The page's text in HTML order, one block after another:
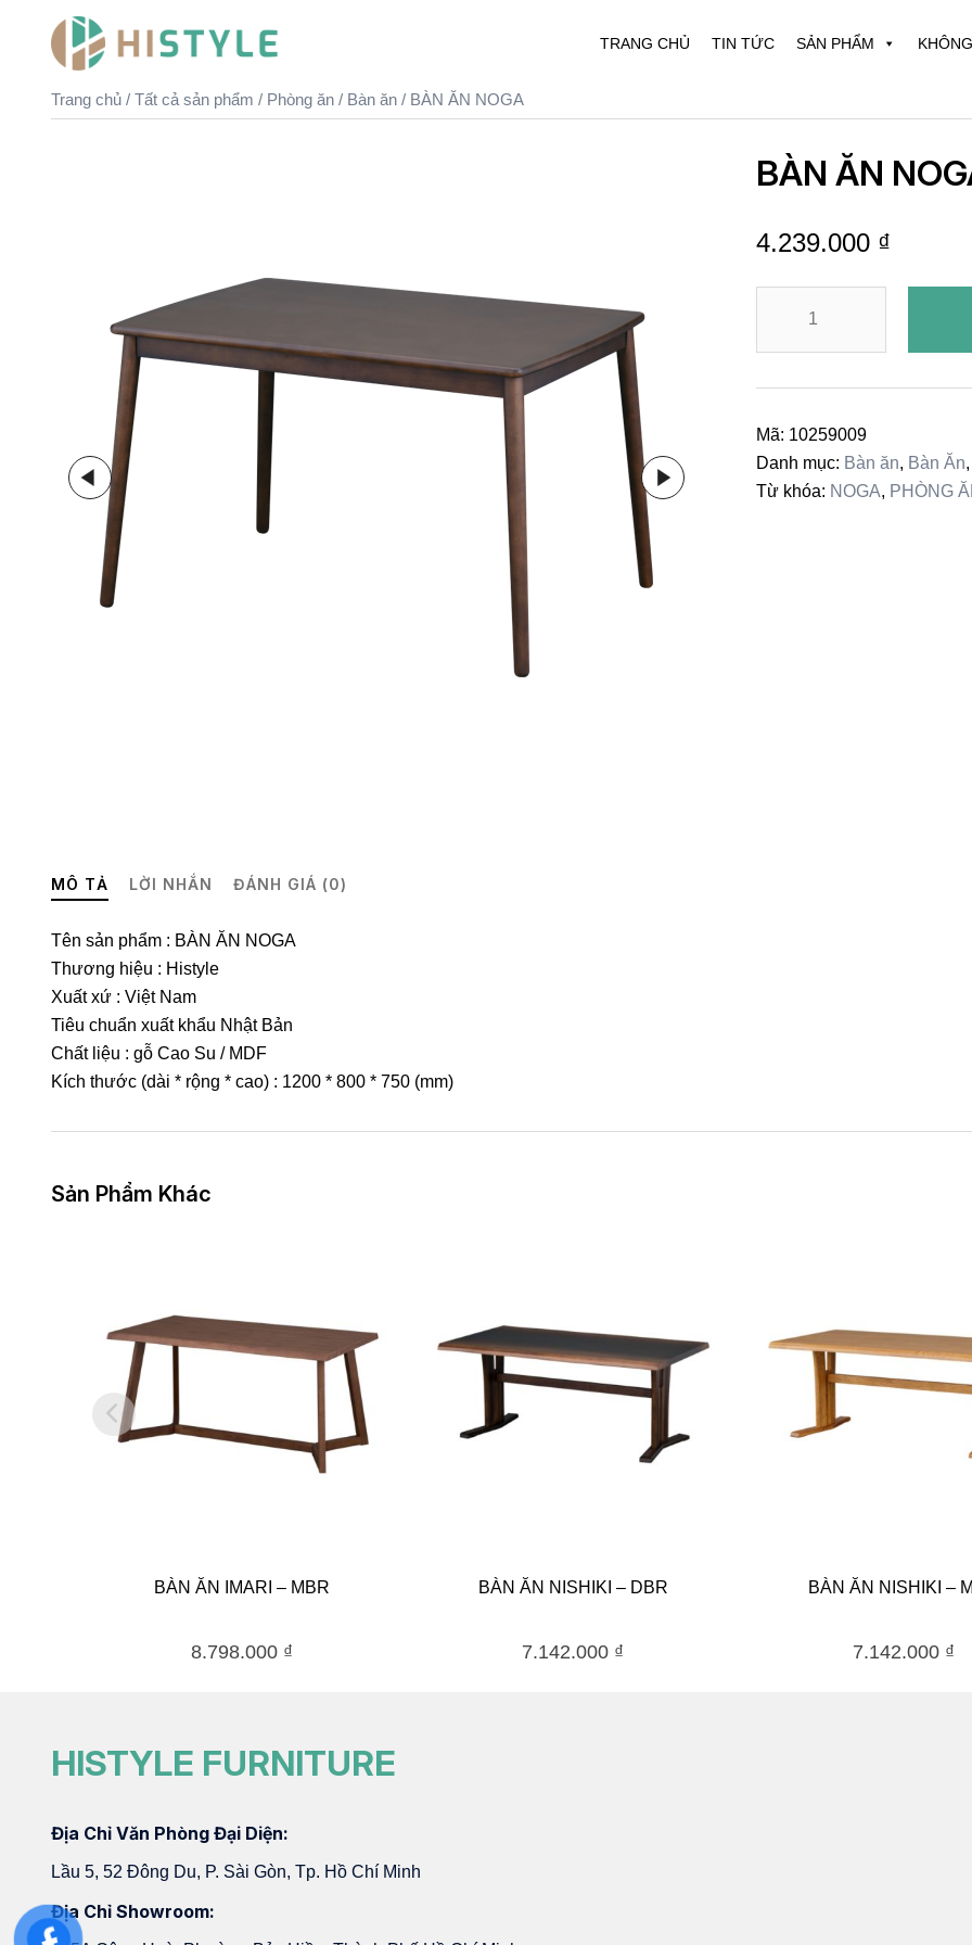
TRANG CHỦ TIN TỨC SẢN PHẨM
Trang chủ / Tất cả sản phẩm / Phòng ăn / Bàn ăn / BÀN ĂN NOGA
BÀN ĂN
4.239.000 ₫
NOGA
số
Mã: 10259009
Danh mục: Bàn ăn, Bàn Ăn
Từ khóa: NOGA, PHÒNG
MÔ TẢ LỜI NHẮN ĐÁNH GIÁ (0)
Tên sản phẩm : BÀN ĂN NOGA
Thương hiệu : Histyle
Xuất xứ : Việt Nam
Tiêu chuẩn xuất khẩu Nhật Bản
Chất liệu : gỗ Cao Su / MDF
Kích thước (dài * rộng * cao) : 1200 * 800 * 750 (mm)
Sản Phẩm Khác
BÀN ĂN IMARI – MBR
8.798.000 ₫
BÀN ĂN NISHIKI – DBR
7.142.000 ₫
BÀN ĂN NISHIKI –
7.142.000 ₫
HISTYLE FURNITURE
Địa Chỉ Văn Phòng Đại Diện:
Lầu 5, 52 Đông Du, P. Sài Gòn, Tp. Hồ Chí Minh
Địa Chỉ Showroom: